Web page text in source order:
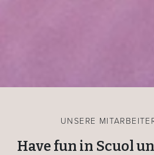
UNSERE
Have fun in Scuol